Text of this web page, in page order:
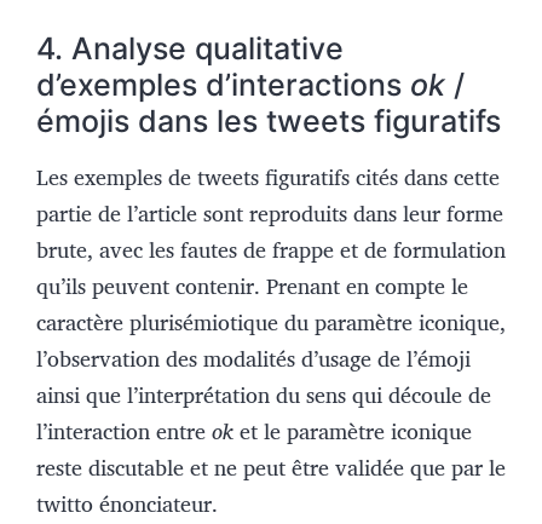
4. Analyse qualitative
d’exemples d’interactions ok /
émojis dans les tweets figuratifs
Les exemples de tweets figuratifs cités dans cette
partie de l’article sont reproduits dans leur forme
brute, avec les fautes de frappe et de formulation
qu’ils peuvent contenir. Prenant en compte le
caractère plurisémiotique du paramètre iconique,
l’observation des modalités d’usage de l’émoji
ainsi que l’interprétation du sens qui découle de
l’interaction entreoket le paramètre iconique
reste discutable et ne peut être validée que par le
twitto énonciateur.